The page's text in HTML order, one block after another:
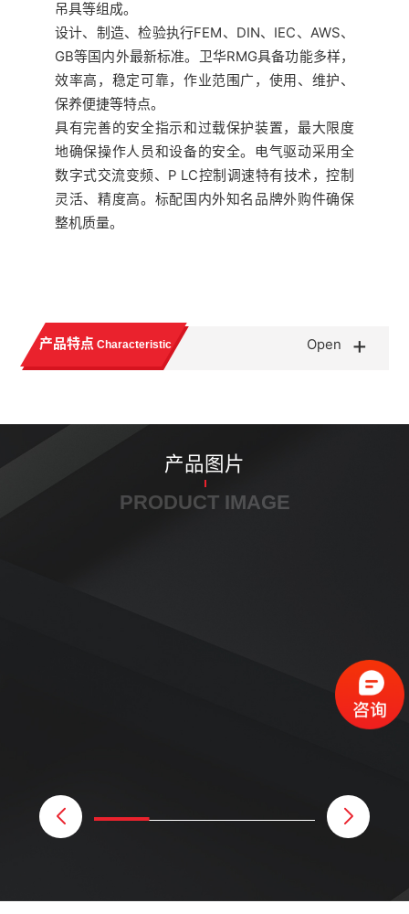
吊具等组成。
设计、制造、检验执行FEM、DIN、IEC、AWS、
GB等国内外最新标准。卫华RMG具备功能多样，
效率高，稳定可靠，作业范围广，使用、维护、
保养便捷等特点。
具有完善的安全指示和过载保护装置，最大限度
地确保操作人员和设备的安全。电气驱动采用全
数字式交流变频、P LC控制调速特有技术，控制
灵活、精度高。标配国内外知名品牌外购件确保
整机质量。
产品特点 Characteristic Open +
产品图片
PRODUCT IMAGE